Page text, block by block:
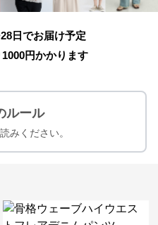
日でお届け予定
1000円かかります
ルール
みください。